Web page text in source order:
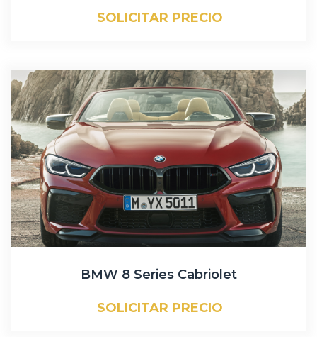
SOLICITAR PRECIO
BMW 8 Series Cabriolet
SOLICITAR PRECIO